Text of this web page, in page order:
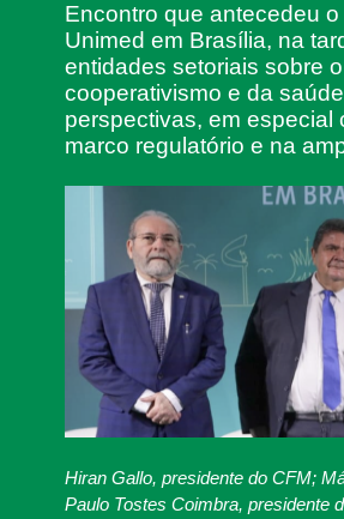
Encontro que antecedeu
Unimed em Brasília, na
entidades setoriais sobre
cooperativismo e da
perspectivas, em especial
marco regulatório e na
Hiran Gallo, presidente do CFM;
Paulo Tostes Coimbra, presidente